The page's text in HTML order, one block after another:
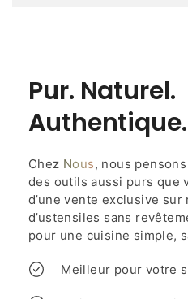
Pur. Naturel.
Authentique.
Chez Nous, nous
des outils aussi purs que
d’une vente exclusive
d’ustensiles sans
pour une cuisine simple,
Meilleur pour votre